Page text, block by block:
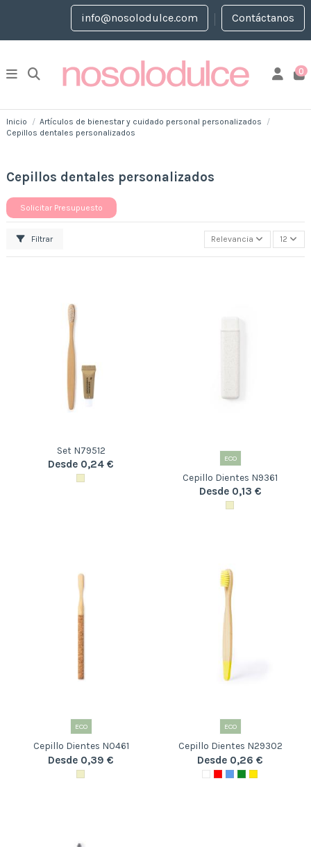
info@nosolodulce.com Contáctanos
0
Inicio
Artículos de bienestar y cuidado personal personalizados
Cepillos dentales personalizados
Cepillos dentales personalizados
Solicitar Presupuesto
Filtrar Relevancia 12
Set N79512
Desde 0,24 €
ECO
Cepillo Dientes N9361
Desde 0,13 €
ECO
Cepillo Dientes N0461
Desde 0,39 €
ECO
Cepillo Dientes N29302
Desde 0,26 €